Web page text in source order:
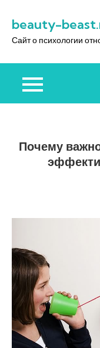
содержимому
beauty-
Сайт о психологии
Почему